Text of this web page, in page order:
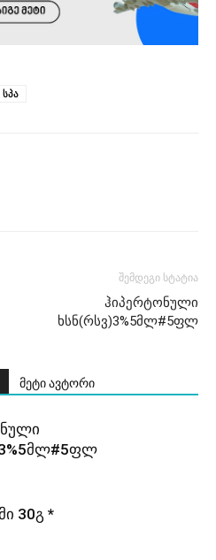
შემდეგი სტატია
ჰიპერტონული
ხსნ(რსვ)3%5მლ#5ფლ
მეტი ავტორი
30გ *